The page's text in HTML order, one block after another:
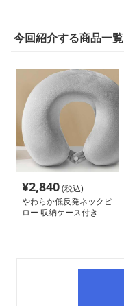
今回紹介する商品一覧
¥2,840(税込)
やわらか低反発ネックピ
ロー 収納ケース付き